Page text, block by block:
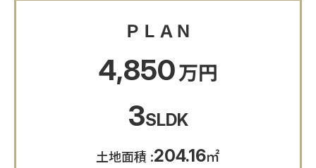
ＰＬＡＮ
4,850
3SLDK
土地面積 204.16㎡